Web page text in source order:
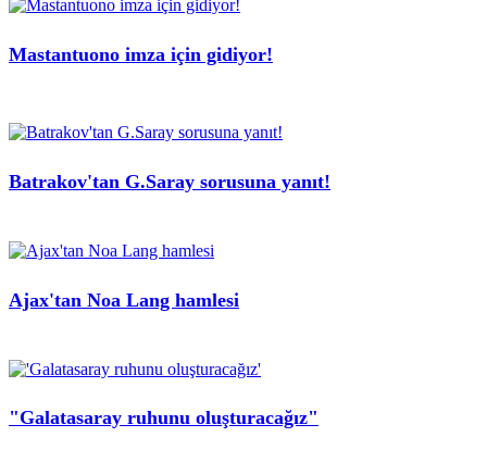
Mastantuono imza için gidiyor!
Batrakov'tan G.Saray sorusuna yanıt!
Ajax'tan Noa Lang hamlesi
"Galatasaray ruhunu oluşturacağız"